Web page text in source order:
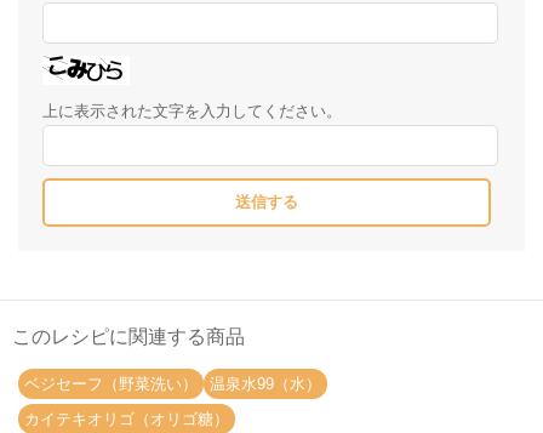
上に表示された文字を入力してください。
このレシピに関連する商品
ベジセーフ（野菜洗い）
温泉水99（水）
カイテキオリゴ（オリゴ糖）